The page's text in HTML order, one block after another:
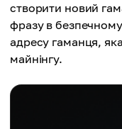
створити новий
фразу в
адресу гаманця,
майнінгу.